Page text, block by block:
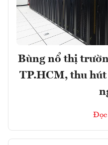
Bùng nổ thị
TP.HCM, thu hút
Đọc